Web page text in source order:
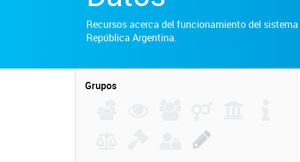
Recursos acerca del funcionamiento del
República Argentina.
Grupos